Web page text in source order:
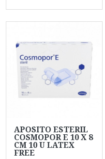
APOSITO ESTERIL
COSMOPOR E 10 X 8
CM 10 U LATEX
FREE